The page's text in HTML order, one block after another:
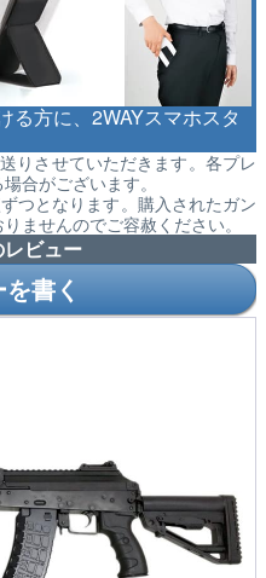
る方に、2WAYスマホスタ
りさせていただきます。各プレ
合がございます。
つとなります。購入されたガン
ませんのでご容赦ください。
ビュー
書く